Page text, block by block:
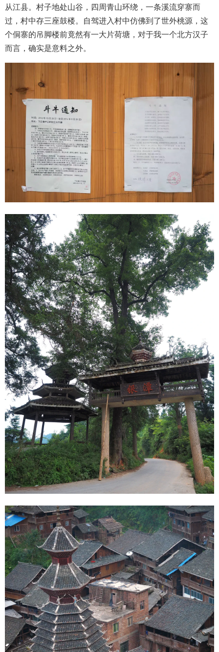
从江县。村子地处山谷，四周青山环绕，一条溪流穿寨而
过，村中存三座鼓楼。自驾进入村中仿佛到了世外桃源，这
个侗寨的吊脚楼前竟然有一大片荷塘，对于我一个北方汉子
而言，确实是意料之外。